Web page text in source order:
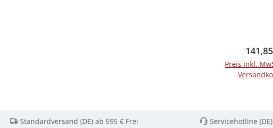
Preis inkl.
Standardversand (DE) ab 595 € Frei Servicehotline (DE)